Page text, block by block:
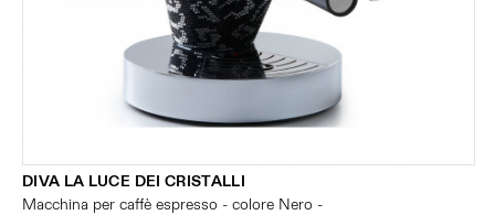
DIVA LA LUCE DEI CRISTALLI
Macchina per caffè espresso - colore Nero -